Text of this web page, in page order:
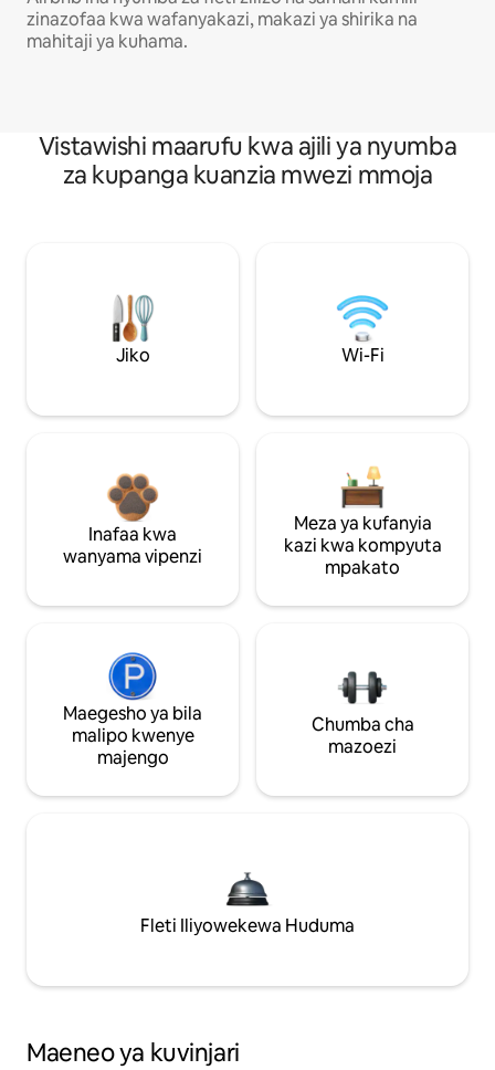
zinazofaa kwa wafanyakazi, makazi ya shirika na
mahitaji ya kuhama.
Vistawishi maarufu kwa ajili ya nyumba
za kupanga kuanzia mwezi mmoja
Jiko Wi-Fi
Inafaa kwa
wanyama vipenzi
Meza ya kufanyia
kazi kwa kompyuta
mpakato
Maegesho ya bila
malipo kwenye
majengo
Chumba cha
mazoezi
Fleti Iliyowekewa Huduma
Maeneo ya kuvinjari